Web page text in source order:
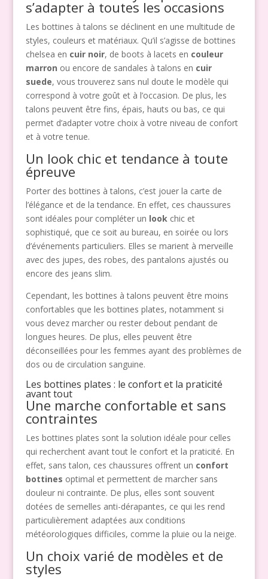
s’adapter à toutes les occasions
Les bottines à talons se déclinent en une multitude de
styles, couleurs et matériaux. Qu’il s’agisse de bottines
chelsea en cuir noir, de boots à lacets en couleur
marron ou encore de sandales à talons en cuir
suede, vous trouverez sans nul doute le modèle qui
correspond à votre goût et à l’occasion. De plus, les
talons peuvent être fins, épais, hauts ou bas, ce qui
permet d’adapter votre choix à votre niveau de confort
et à votre tenue.
Un look chic et tendance à toute
épreuve
Porter des bottines à talons, c’est jouer la carte de
l’élégance et de la tendance. En effet, ces chaussures
sont idéales pour compléter un lookchic et
sophistiqué, que ce soit au bureau, en soirée ou lors
d’événements particuliers. Elles se marient à merveille
avec des jupes, des robes, des pantalons ajustés ou
encore des jeans slim.
Cependant, les bottines à talons peuvent être moins
confortables que les bottines plates, notamment si
vous devez marcher ou rester debout pendant de
longues heures. De plus, elles peuvent être
déconseillées pour les femmes ayant des problèmes de
dos ou de circulation sanguine.
Les bottines plates : le confort et la praticité
avant tout
Une marche confortable et sans
contraintes
Les bottines plates sont la solution idéale pour celles
qui recherchent avant tout le confort et la praticité. En
effet, sans talon, ces chaussures offrent un confort
bottines optimal et permettent de marcher sans
douleur ni contrainte. De plus, elles sont souvent
dotées de semelles anti-dérapantes, ce qui les rend
particulièrement adaptées aux conditions
météorologiques difficiles, comme la pluie ou la neige.
Un choix varié de modèles et de
styles